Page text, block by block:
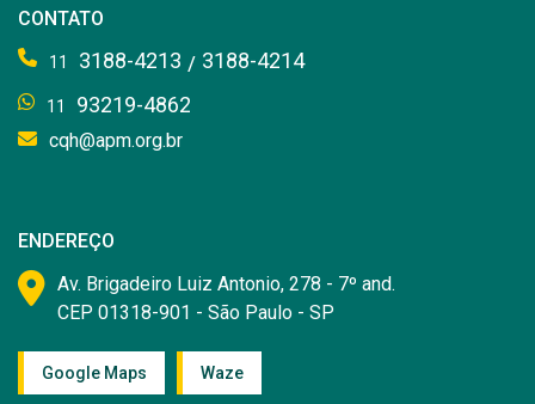
CONTATO
11 3188-4213 / 3188-4214
11 93219-4862
cqh@apm.org.br
ENDEREÇO
Av. Brigadeiro Luiz Antonio, 278 - 7º and.
CEP 01318-901 - São Paulo - SP
Google Maps Waze